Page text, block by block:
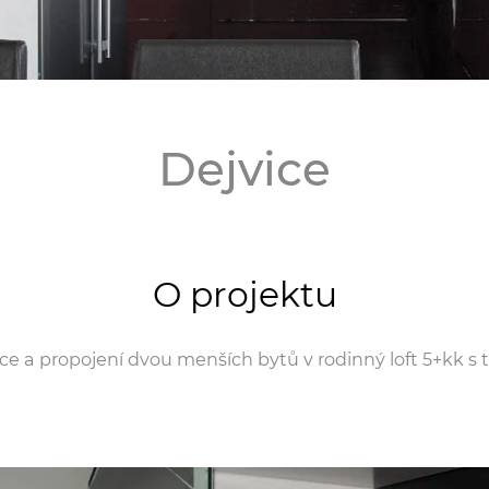
Dejvice
O projektu
a propojení dvou menších bytů v rodinný loft 5+kk